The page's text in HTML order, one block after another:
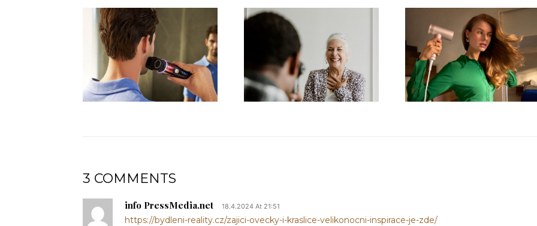
3 COMMENTS
info PressMedia.net 18.4.2024 At 21:51
https://bydleni-reality.cz/zajici-ovecky-i-kraslice-velikonocni-inspirace-je-zde/